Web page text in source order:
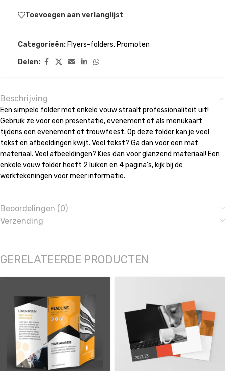
Toevoegen aan verlanglijst
Categorieën: Flyers-folders, Promoten
Delen:
Beschrijving
Een simpele folder met enkele vouw straalt professionaliteit uit!
Gebruik ze voor een presentatie, evenement of als menukaart
tijdens een evenement of trouwfeest. Op deze folder kan je veel
tekst en afbeeldingen kwijt. Veel tekst? Ga dan voor een mat
materiaal. Veel afbeeldingen? Kies dan voor glanzend materiaal! Een
enkele vouw folder heeft 2 luiken en 4 pagina’s, kijk bij de
werktekeningen voor meer informatie.
Beoordelingen (0)
Verzending
GERELATEERDE PRODUCTEN